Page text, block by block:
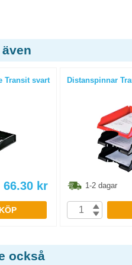
Transit svart
66.30 kr
KÖP
Distanspinnar
1-2 dagar
också